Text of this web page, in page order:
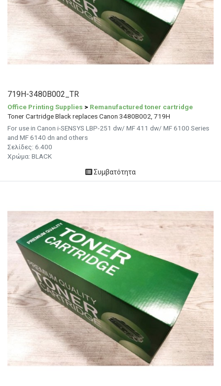
719H-3480B002_TR
Office Printing Supplies > Remanufactured toner cartridge
Toner Cartridge Black replaces Canon 3480B002, 719H
For use in Canon i-SENSYS LBP-251 dw/ MF 411 dw/ MF 6100 Series
and MF 6140 dn and others
Σελίδες: 6.400
Χρώμα: BLACK
Συμβατότητα